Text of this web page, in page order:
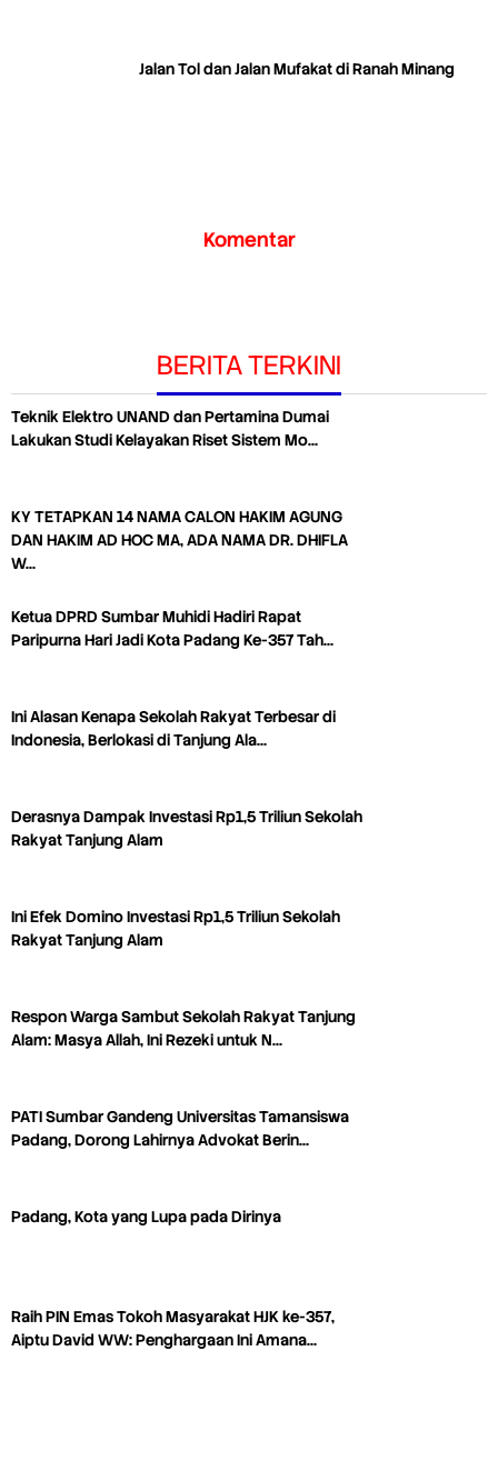
Jalan Tol dan Jalan Mufakat di Ranah Minang
Komentar
BERITA TERKINI
Teknik Elektro UNAND dan Pertamina Dumai
Lakukan Studi Kelayakan Riset Sistem Mo…
KY TETAPKAN 14 NAMA CALON HAKIM AGUNG
DAN HAKIM AD HOC MA, ADA NAMA DR. DHIFLA
W…
Ketua DPRD Sumbar Muhidi Hadiri Rapat
Paripurna Hari Jadi Kota Padang Ke-357 Tah…
Ini Alasan Kenapa Sekolah Rakyat Terbesar di
Indonesia, Berlokasi di Tanjung Ala…
Derasnya Dampak Investasi Rp1,5 Triliun Sekolah
Rakyat Tanjung Alam
Ini Efek Domino Investasi Rp1,5 Triliun Sekolah
Rakyat Tanjung Alam
Respon Warga Sambut Sekolah Rakyat Tanjung
Alam: Masya Allah, Ini Rezeki untuk N…
PATI Sumbar Gandeng Universitas Tamansiswa
Padang, Dorong Lahirnya Advokat Berin…
Padang, Kota yang Lupa pada Dirinya
Raih PIN Emas Tokoh Masyarakat HJK ke-357,
Aiptu David WW: Penghargaan Ini Amana…